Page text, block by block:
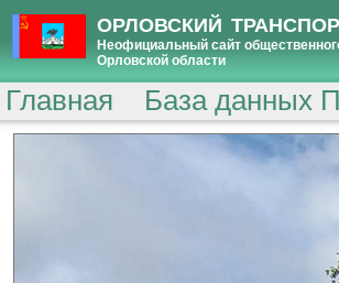
ОРЛОВСКИЙ
Неофициальный сайт
Орловской области
Главная База данных